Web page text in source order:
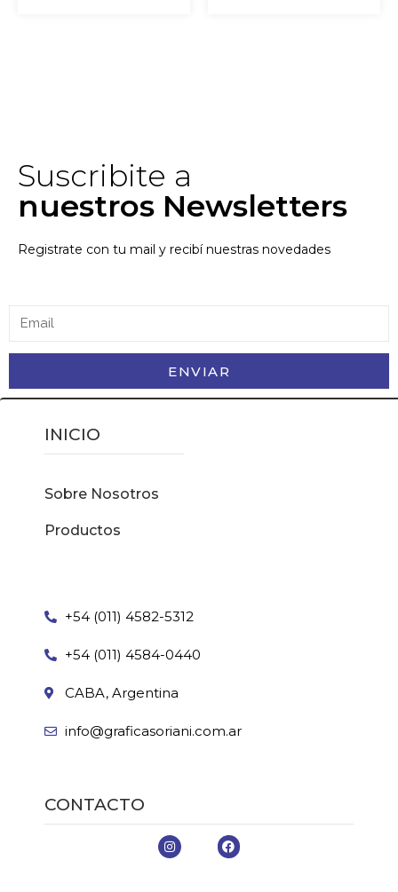
Suscribite a
nuestros Newsletters
Registrate con tu mail y recibí nuestras novedades
ENVIAR
INICIO
Sobre Nosotros
Productos
+54 (011) 4582-5312
+54 (011) 4584-0440
CABA, Argentina
info@graficasoriani.com.ar
CONTACTO